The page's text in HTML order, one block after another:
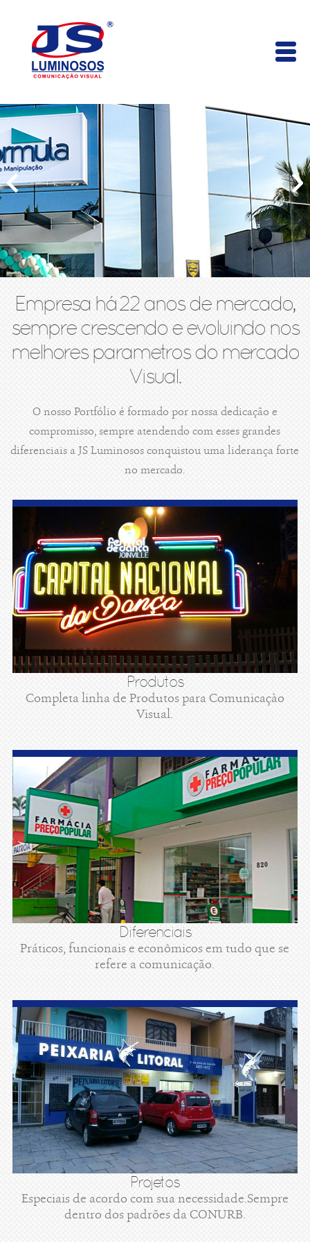
Empresa há 22 anos de mercado,
sempre crescendo e evoluindo nos
melhores parametros do mercado
Visual.
O nosso Portfólio é formado por nossa dedicação e
compromisso, sempre atendendo com esses grandes
diferenciais a JS Luminosos conquistou uma liderança forte
no mercado.
Produtos
Completa linha de Produtos para Comunicaçào
Visual.
Diferenciais
Práticos, funcionais e econômicos em tudo que se
refere a comunicação.
Projetos
Especiais de acordo com sua necessidade.Sempre
dentro dos padrões da CONURB.